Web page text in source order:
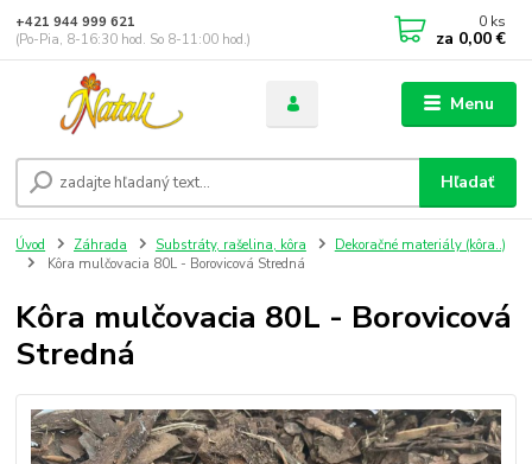
Menu
Hľadať
+421 944 999 621
(Po-Pia, 8-16:30 hod. So 8-11:00 hod.)
0 ks
za 0,00 €
Úvod Záhrada Substráty, rašelina, kôra
Dekoračné materiály (kôra..)
Kôra mulčovacia 80L - Borovicová Stredná
Kôra mulčovacia 80L - Borovicová
Stredná